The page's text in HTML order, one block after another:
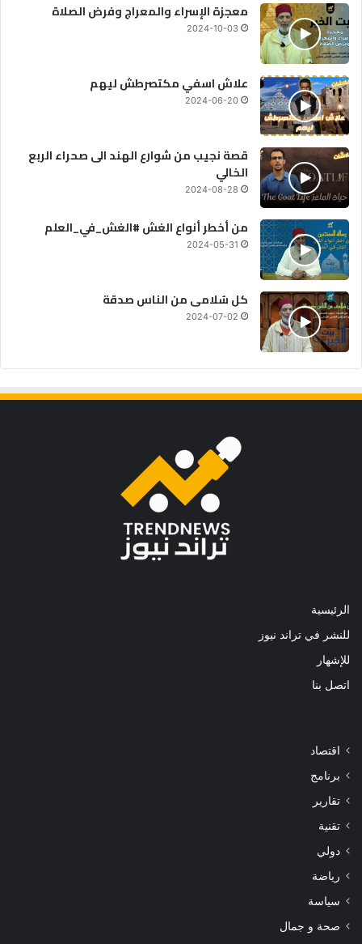
معجزة الإسراء والمعراج وفرض الصلاة
2024-10-03
علاش اسفي مكتصرطش ليهم
2024-06-20
قصة نجيب من شوارع الهند الى صحراء الربع
الخالي
2024-08-28
من أخطر أنواع الغش #الغش_في_العلم
2024-05-31
كل سُلامى من الناس صدقة
2024-07-02
الرئيسية
للنشر في تراند نيوز
للإشهار
اتصل بنا
اقتصاد
برنامج
تقارير
تقنية
دولي
رياضة
سياسة
صحة و جمال